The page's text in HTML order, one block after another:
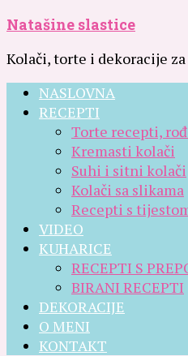
Natašine slastice
Kolači, torte i dekoracije
NASLOVNA
RECEPTI
Torte recepti,
Kremasti kolači
Suhi i sitni kolači
Kolači sa slikama
Recepti s
VIDEO
KUHARICE
RECEPTI S
BIRANI RECEPTI
DEKORACIJE
O MENI
KONTAKT